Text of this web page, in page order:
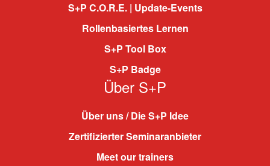
S+P C.O.R.E. | Update-Events
Rollenbasiertes Lernen
S+P Tool Box
S+P Badge
Über S+P
Über uns / Die S+P Idee
Zertifizierter Seminaranbieter
Meet our trainers